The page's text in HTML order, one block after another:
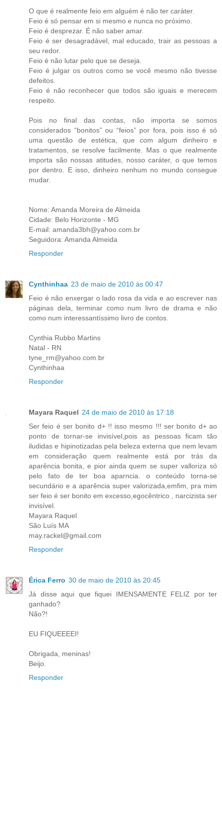
O que é realmente feio em alguém é não ter caráter.
Feio é só pensar em si mesmo e nunca no próximo.
Feio é desprezar. É não saber amar.
Feio é ser desagradável, mal educado, trair as pessoas a
seu redor.
Feio é não lutar pelo que se deseja.
Feio é julgar os outros como se você mesmo não tivesse
defeitos.
Feio é não reconhecer que todos são iguais e merecem
respeito.
Pois no final das contas, não importa se somos
considerados “bonitos” ou “feios” por fora, pois isso é só
uma questão de estética, que com algum dinheiro e
tratamentos, se resolve facilmente. Mas o que realmente
importa são nossas atitudes, nosso caráter, o que temos
por dentro. E isso, dinheiro nenhum no mundo consegue
mudar.
Nome: Amanda Moreira de Almeida
Cidade: Belo Horizonte - MG
E-mail: amanda3bh@yahoo.com.br
Seguidora: Amanda Almeida
Responder
Cynthinhaa 23 de maio de 2010 às 00:47
Feio é não enxergar o lado rosa da vida e ao escrever nas
páginas dela, terminar como num livro de drama e não
como num interessantíssimo livro de contos.
Cynthia Rubbo Martins
Natal - RN
tyne_rm@yahoo.com.br
Cynthinhaa
Responder
Mayara Raquel 24 de maio de 2010 às 17:18
Ser feio é ser bonito d+ !! isso mesmo !!! ser bonito d+ ao
ponto de tornar-se invisível,pois as pessoas ficam tão
iludidas e hipinotizadas pela beleza externa que nem levam
em consideração quem realmente está por trás da
aparência bonita, e pior ainda quem se super valloriza só
pelo fato de ter boa aparncia. o conteúdo torna-se
secundário e a aparência super valorizada,emfim, pra mim
ser feio é ser bonito em excesso,egocêntrico , narcizista ser
invisível.
Mayara Raquel
São Luís MA
may.rackel@gmail.com
Responder
Érica Ferro 30 de maio de 2010 às 20:45
Já disse aqui que fiquei IMENSAMENTE FELIZ por ter
ganhado?
Não?!
EU FIQUEEEEI!
Obrigada, meninas!
Beijo.
Responder